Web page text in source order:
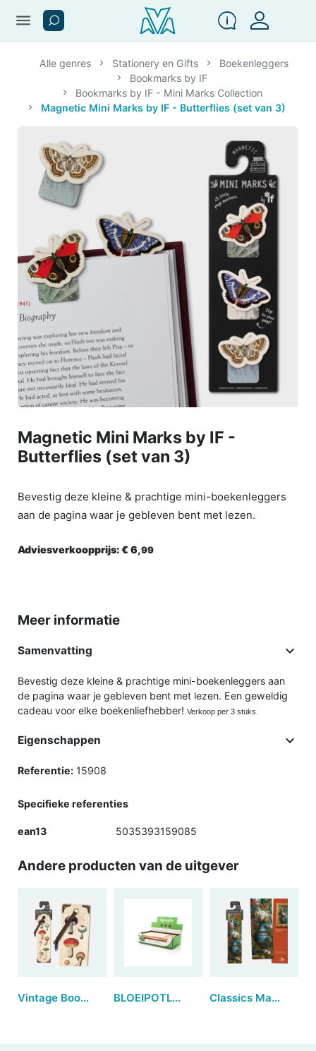
menu
Alle genres Stationery en Gifts
Boekenleggers
Bookmarks by IF
Bookmarks by IF - Mini Marks Collection
Magnetic Mini Marks by IF - Butterflies (set van 3)
Magnetic Mini Marks by IF -
Butterflies (set van 3)
Bevestig deze kleine & prachtige mini-boekenleggers
aan de pagina waar je gebleven bent met lezen.
Adviesverkoopprijs:€ 6,99
Meer informatie
Samenvatting 
Bevestig deze kleine & prachtige mini-boekenleggers aan
de pagina waar je gebleven bent met lezen. Een geweldig
cadeau voor elke boekenliefhebber! Verkoop per 3 stuks.
Eigenschappen 
Referentie: 15908
Specifieke referenties
ean13 5035393159085
Andere producten van de uitgever
Vintage Bookmarks - Fungi (set van 3) BLOEIPOTLODENDISPLAY Karton (inhoud: 50 potloden) - afname set per 5 Classics Magnetic Bookmarks - Flowers in a Blue Vase (set van 3)